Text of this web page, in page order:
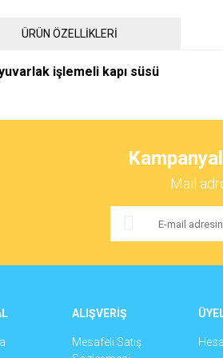
ÜRÜN ÖZELLİKLERİ
işlemeli kapı süsü
resmi kalitesiz, bozuk veya görüntülenemiyor.
Mail
ALIŞVERİŞ
Mesafeli Satış